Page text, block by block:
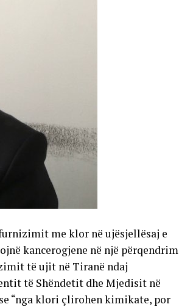
me klor në ujësjellësaj e
kancerogjene në një përqendrim
të ujit në Tiranë ndaj
të Shëndetit dhe Mjedisit në
“nga klori çlirohen kimikate, por